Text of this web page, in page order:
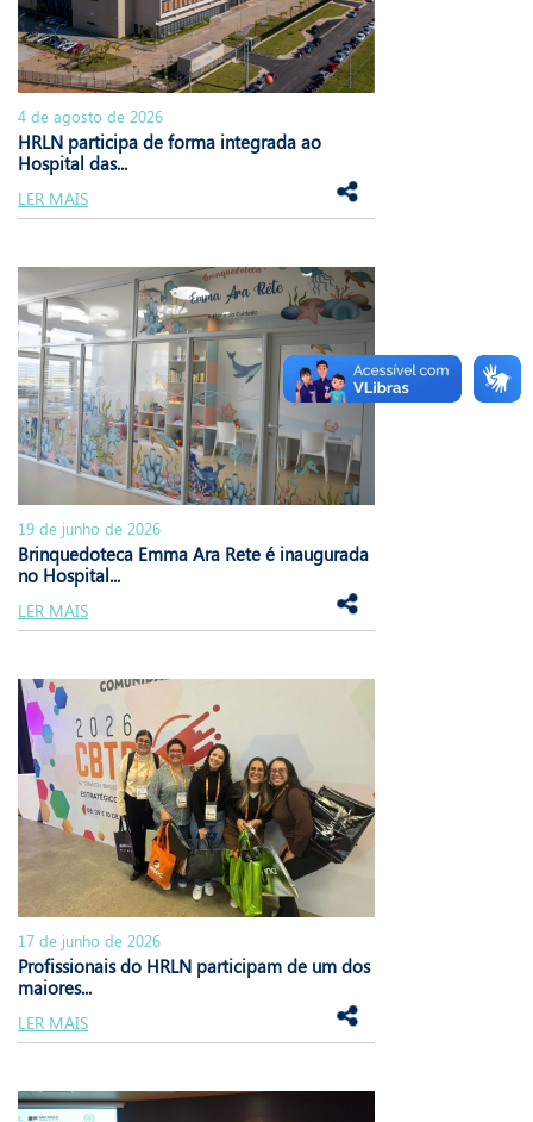
4 de agosto de 2026
HRLN participa de forma integrada ao
Hospital das...
LER MAIS
19 de junho de 2026
Brinquedoteca Emma Ara Rete é inaugurada
no Hospital...
LER MAIS
17 de junho de 2026
Profissionais do HRLN participam de um dos
maiores...
LER MAIS